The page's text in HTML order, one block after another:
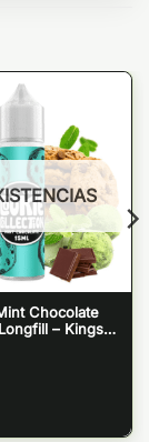
Chocolate
– Kings